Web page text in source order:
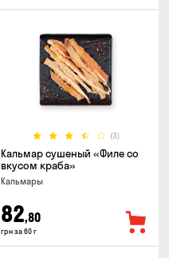
(3)
Кальмар сушеный «Филе со
вкусом краба»
Кальмары
82,80
грн за 60 г